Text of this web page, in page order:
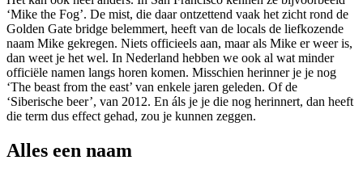
‘Mike the Fog’. De mist, die daar ontzettend vaak het zicht rond de
Golden Gate bridge belemmert, heeft van de locals de liefkozende
naam Mike gekregen. Niets officieels aan, maar als Mike er weer is,
dan weet je het wel. In Nederland hebben we ook al wat minder
officiële namen langs horen komen. Misschien herinner je je nog
‘The beast from the east’ van enkele jaren geleden. Of de
‘Siberische beer’, van 2012. En áls je je die nog herinnert, dan heeft
die term dus effect gehad, zou je kunnen zeggen.
Alles een naam